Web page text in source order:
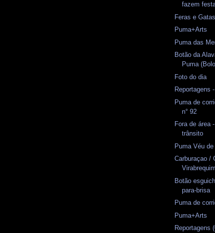
fazem
Feras e Gatas
Puma+Arts
Puma das
Botão da
Puma
Foto do dia
Reportagens
Puma de
n° 92
Fora de área
trânsito
Puma Véu
Carburaçao /
Virabrequim
Botão
para-brisa
Puma de
Puma+Arts
Reportagens